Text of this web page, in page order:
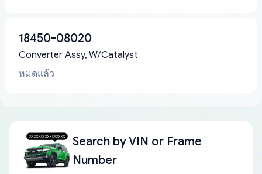
18450-08020
Converter Assy, W/Catalyst
หมดแล้ว
Search byVIN or Frame
Number